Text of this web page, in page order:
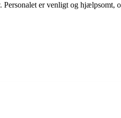
er venligt og hjælpsomt,